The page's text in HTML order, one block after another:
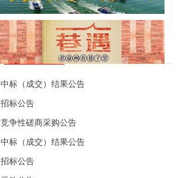
便民资讯
中标（成交）结果公告
招标公告
竞争性磋商采购公告
中标（成交）结果公告
招标公告